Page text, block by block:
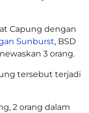
Capung dengan
Sunburst, BSD
3 orang.
tersebut terjadi
2 orang dalam